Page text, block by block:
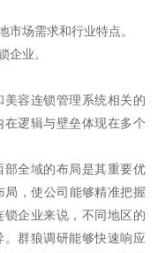
市场需求和行业特点。
企业。
容连锁管理系统相关的
逻辑与壁垒体现在多个
全域的布局是其重要优
局，使公司能够精准把握
企业来说，不同地区的
群狼调研能够快速响应